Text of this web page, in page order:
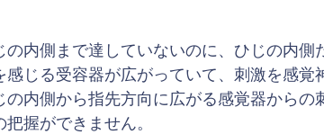
の内側まで達していないのに、ひじの内側
感じる受容器が広がっていて、刺激を感覚
の内側から指先方向に広がる感覚器からの
握ができません。